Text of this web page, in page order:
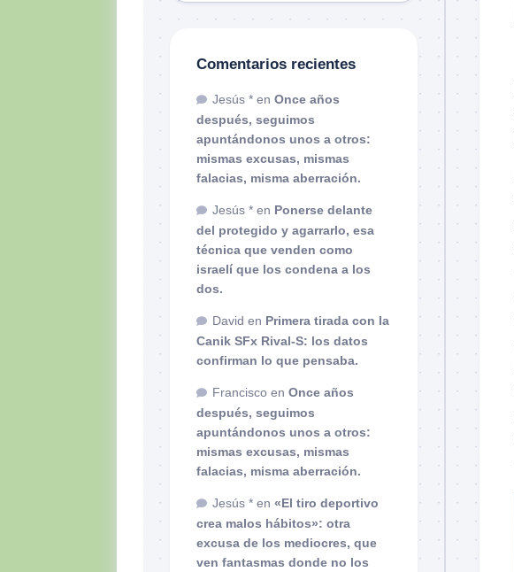
Comentarios recientes
Jesús * en Once años
después, seguimos
apuntándonos unos a otros:
mismas excusas, mismas
falacias, misma aberración.
Jesús * en Ponerse delante
del protegido y agarrarlo, esa
técnica que venden como
israelí que los condena a los
dos.
David en Primera tirada con la
Canik SFx Rival-S: los datos
confirman lo que pensaba.
Francisco en Once años
después, seguimos
apuntándonos unos a otros:
mismas excusas, mismas
falacias, misma aberración.
Jesús * en «El tiro deportivo
crea malos hábitos»: otra
excusa de los mediocres, que
ven fantasmas donde no los